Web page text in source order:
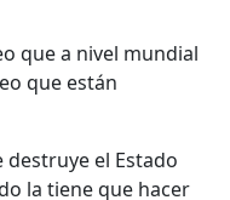
que a nivel mundial
que están
destruye el Estado
la tiene que hacer